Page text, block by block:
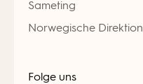
Sameting
Norwegische
Folge uns